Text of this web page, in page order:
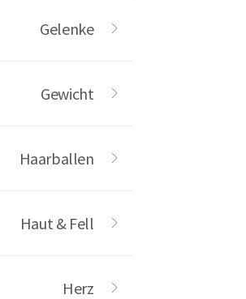
Gelenke
Gewicht
Haarballen
Haut & Fell
Herz